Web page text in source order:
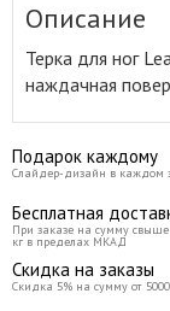
Описание
Терка для ног
наждачная
Подарок каждому
Слайдер-дизайн в каждом
Бесплатная
При заказе на сумму
кг в пределах МКАД
Скидка на заказы
Скидка 5% на сумму от